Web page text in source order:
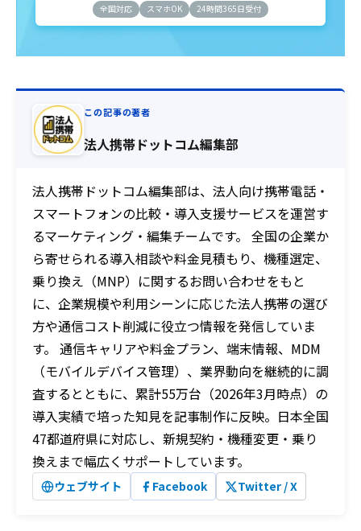
全国対応 スマホOK 24時間365日受付
この記事の著者
法人携帯ドットコム編集部
法人携帯ドットコム編集部は、法人向け携帯電話・
スマートフォンの比較・導入支援サービスを運営す
るマーケティング・編集チームです。 全国の企業か
ら寄せられる導入相談や料金見積もり、機種選定、
乗り換え（MNP）に関するお問い合わせをもと
に、企業規模や利用シーンに応じた法人携帯の選び
方や通信コスト削減に役立つ情報を発信していま
す。 通信キャリアや料金プラン、端末情報、MDM
（モバイルデバイス管理）、業界動向を継続的に調
査するとともに、累計55万台（2026年3月時点）の
導入実績で培った知見を記事制作に反映。日本全国
47都道府県に対応し、新規契約・機種変更・乗り
換えまで幅広くサポートしています。
ウェブサイト Facebook Twitter / X